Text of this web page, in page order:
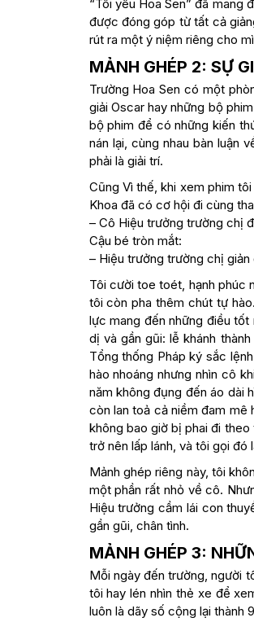
“Tôi yêu Hoa Sen” đã mang
được đóng góp từ tất cả
rút ra một ý niệm riêng cho
MẢNH GHÉP 2: SỰ
Trường Hoa Sen có một
giải Oscar hay những bộ
bộ phim để có những kiến
nán lại, cùng nhau bàn luận
phải là giải trí.
Cũng Vì thế, khi xem phim
Khoa đã có cơ hội đi cùng
– Cô Hiệu trưởng trường chị
Cậu bé tròn mắt:
– Hiệu trưởng trường chị giản
Tôi cười toe toét, hạnh phúc
tôi còn pha thêm chút tự
lực mang đến những điều
dị và gần gũi: lễ khánh
Tổng thống Pháp ký sắc
hào nhoáng nhưng nhìn cô
năm không đụng đến áo dài
còn lan toả cả niềm đam mê
không bao giờ bị phai đi
trở nên lấp lánh, và tôi gọi đó
Mảnh ghép riêng này, tôi
một phần rất nhỏ về cô.
Hiệu trưởng cầm lái con
gần gũi, chân tình.
MẢNH GHÉP 3:
Mỗi ngày đến trường, người
tôi hay lén nhìn thẻ xe để
luôn là dãy số cộng lại thành